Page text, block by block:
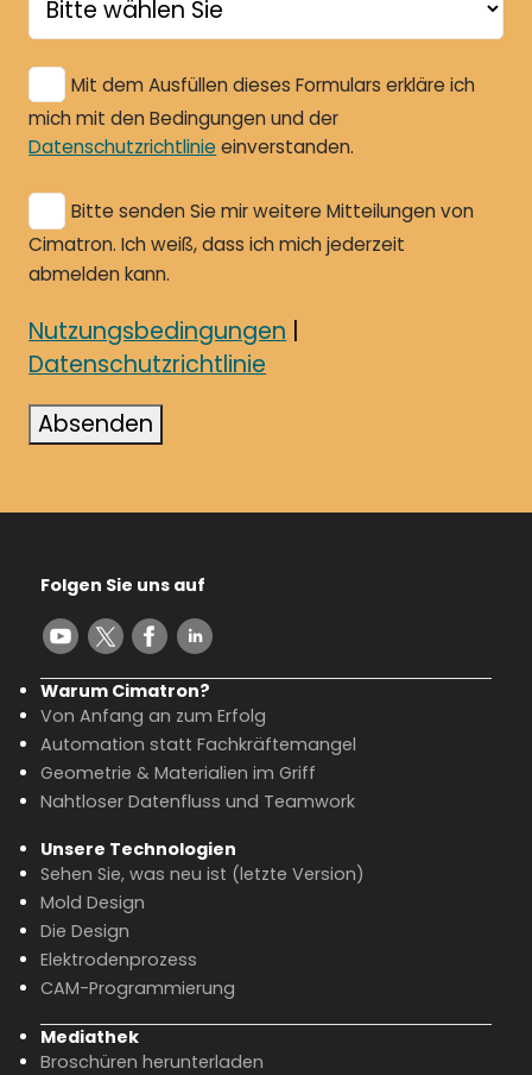
Mit dem Ausfüllen dieses Formulars erkläre ich
mich mit den Bedingungen und der
Datenschutzrichtlinie einverstanden.
Bitte senden Sie mir weitere Mitteilungen von
Cimatron. Ich weiß, dass ich mich jederzeit
abmelden kann.
Nutzungsbedingungen |
Datenschutzrichtlinie
Absenden
Folgen Sie uns auf
Warum Cimatron?
Von Anfang an zum Erfolg
Automation statt Fachkräftemangel
Geometrie & Materialien im Griff
Nahtloser Datenfluss und Teamwork
Unsere Technologien
Sehen Sie, was neu ist (letzte Version)
Mold Design
Die Design
Elektrodenprozess
CAM-Programmierung
Mediathek
Broschüren herunterladen